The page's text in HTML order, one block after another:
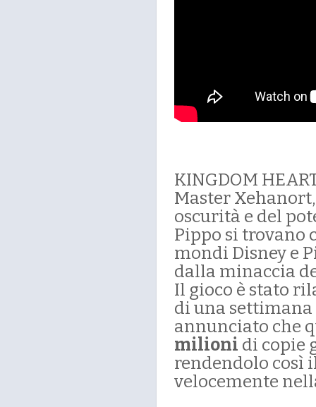
KINGDOM
Master
oscurità e del
Pippo si trovano
mondi Disney e
dalla minaccia
Il gioco è stato
di una
annunciato che
milioni di copie
rendendolo così
velocemente